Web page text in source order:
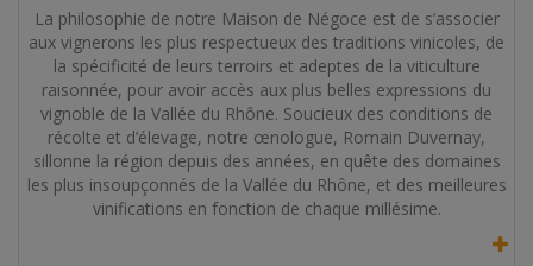
La philosophie de notre Maison de Négoce est de s’associer
aux vignerons les plus respectueux des traditions vinicoles, de
la spécificité de leurs terroirs et adeptes de la viticulture
raisonnée, pour avoir accès aux plus belles expressions du
vignoble de la Vallée du Rhône. Soucieux des conditions de
récolte et d’élevage, notre œnologue, Romain Duvernay,
sillonne la région depuis des années, en quête des domaines
les plus insoupçonnés de la Vallée du Rhône, et des meilleures
vinifications en fonction de chaque millésime.